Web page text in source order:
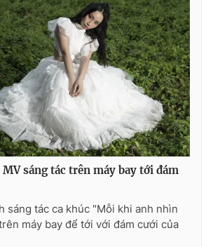
mọi hình thức nếu không có sự chấp
Ghi rõ nguồn VTV.vn khi phát hành lại
này.
sáng tác trên máy bay tới đám
sáng tác ca khúc "Mỗi khi anh nhìn
máy bay để tới với đám cưới của